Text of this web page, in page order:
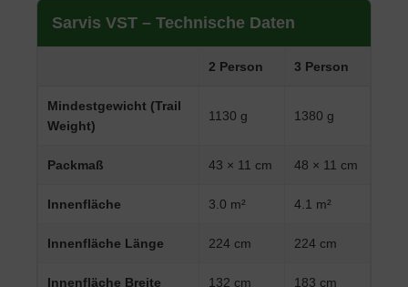
Sarvis VST – Technische Daten
2 Person 3 Person
Mindestgewicht (Trail
Weight)
1130 g 1380 g
Packmaß 43 × 11 cm 48 × 11 cm
Innenfläche 3.0 m² 4.1 m²
Innenfläche Länge 224 cm 224 cm
Innenfläche Breite 132 cm 183 cm